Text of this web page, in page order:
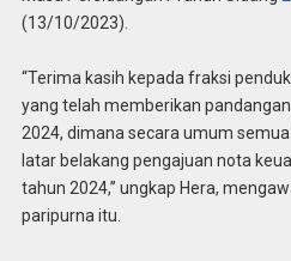
(13/10/2023).
“Terima kasih kepada fraksi
yang telah memberikan
2024, dimana secara umum
latar belakang pengajuan nota
tahun 2024,” ungkap Hera,
paripurna itu.